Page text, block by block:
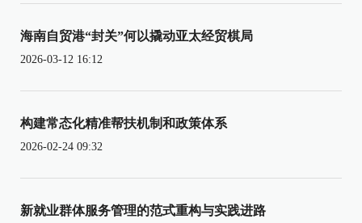
海南自贸港“封关”何以撬动亚太经贸棋局
2026-03-12 16:12
构建常态化精准帮扶机制和政策体系
2026-02-24 09:32
新就业群体服务管理的范式重构与实践进路